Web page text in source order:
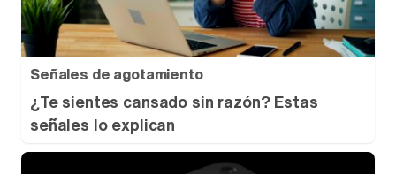
Señales de agotamiento
¿Te sientes cansado sin razón? Estas
señales lo explican